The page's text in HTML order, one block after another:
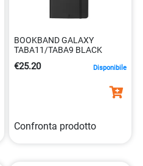
BOOKBAND GALAXY
TABA11/TABA9 BLACK
€25.20 Disponibile
Confronta prodotto